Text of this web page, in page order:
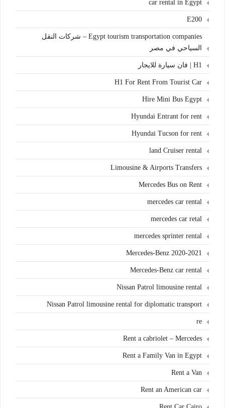
car rental in Egypt
E200
Egypt tourism transportation companies – شركات النقل
السياحي في مصر
H1 | فان سيارة للايجار
H1 For Rent From Tourist Car
Hire Mini Bus Egypt
Hyundai Entrant for rent
Hyundai Tucson for rent
land Cruiser rental
Limousine & Airports Transfers
Mercedes Bus on Rent
mercedes car rental
mercedes car retal
mercedes sprinter rental
Mercedes-Benz 2020-2021
Mercedes-Benz car rental
Nissan Patrol limousine rental
Nissan Patrol limousine rental for diplomatic transport
re
Rent a cabriolet – Mercedes
Rent a Family Van in Egypt
Rent a Van
Rent an American car